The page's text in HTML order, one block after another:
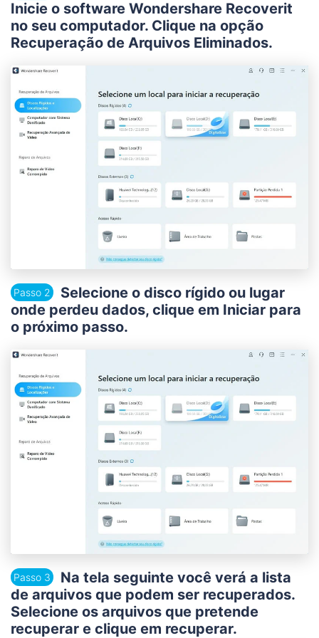
Inicie o software Wondershare Recoverit
no seu computador. Clique na opção
Recuperação de Arquivos Eliminados.
Passo 2
Selecione o disco rígido ou lugar
onde perdeu dados, clique em Iniciar para
o próximo passo.
Passo 3
Na tela seguinte você verá a lista
de arquivos que podem ser recuperados.
Selecione os arquivos que pretende
recuperar e clique em recuperar.